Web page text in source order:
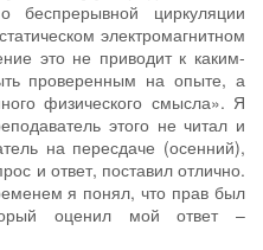
беспрерывной циркуляции
электромагнитном
это не приводит к каким-
проверенным на опыте, а
физического смысла». Я
этого не читал и
на пересдаче (осенний),
и ответ, поставил отлично.
я понял, что прав был
оценил мой ответ –